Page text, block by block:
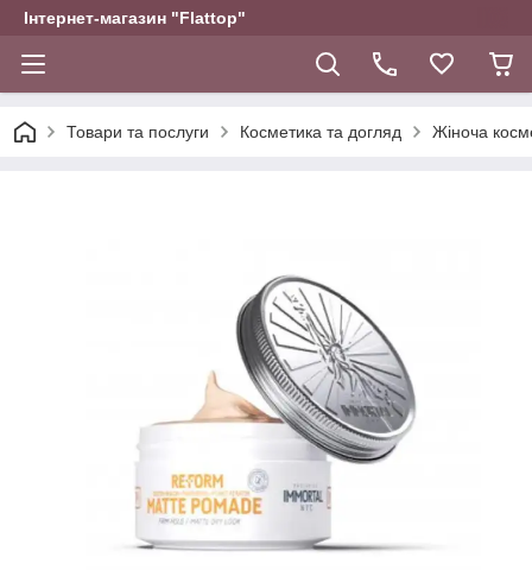
Інтернет-магазин "Flattop"
Товари та послуги Косметика та догляд Жіноча